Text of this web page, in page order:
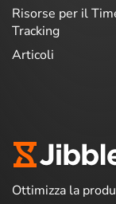
Risorse per il
Tracking
Articoli
Ottimizza la